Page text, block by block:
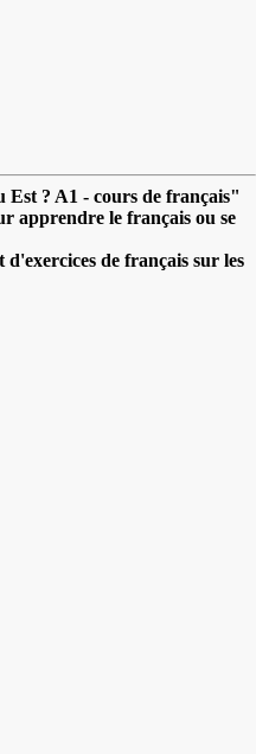
Est ? A1 - cours de français"
apprendre le français ou se
d'exercices de français sur les